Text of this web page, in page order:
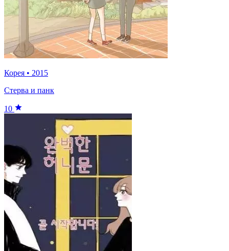
Корея • 2015
Стерва и панк
10